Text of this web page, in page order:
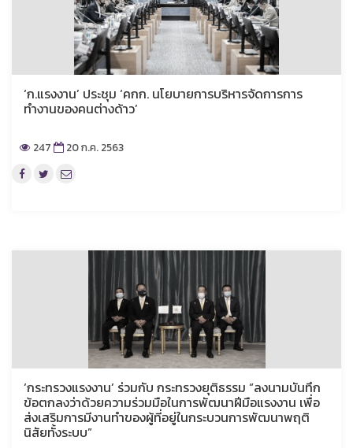
‘ก.แรงงาน’ ประชุม ‘คกก. นโยบายการบริหารจัดการการ
ทำงานของคนต่างด้าว’
247 20 ก.ค. 2563
‘กระทรวงแรงงาน’ ร่วมกับ กระทรวงยุติธรรม “ลงนามบันทึก
ข้อตกลงว่าด้วยความร่วมมือในการพัฒนาฝีมือแรงงาน เพื่อ
ส่งเสริมการมีงานทำของผู้ที่อยู่ในกระบวนการพัฒนาพฤติ
นิสัยทั้งระบบ”